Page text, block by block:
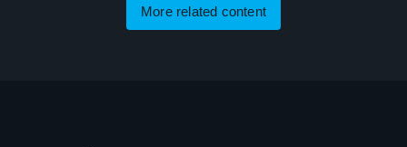
More related content